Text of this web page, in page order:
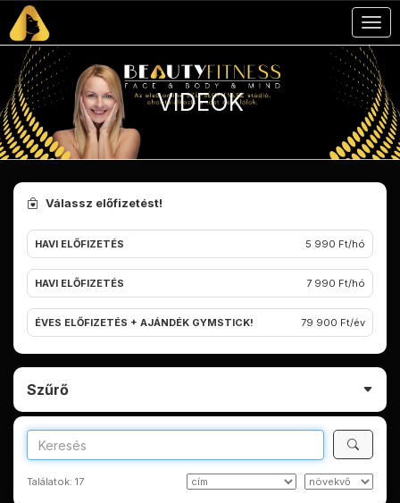
VIDEOK
Válassz előfizetést!
HAVI ELŐFIZETÉS 5 990 Ft/hó
HAVI ELŐFIZETÉS 7 990 Ft/hó
ÉVES ELŐFIZETÉS + AJÁNDÉK GYMSTICK! 79 900 Ft/év
Szűrő
Találatok: 17